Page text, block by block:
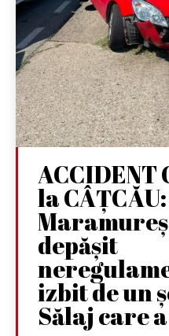
ACCIDENT
la
depășit
izbit de un
Sălaj care